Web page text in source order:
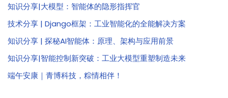
知识分享|大模型：智能体的隐形指挥官
技术分享 | Django框架：工业智能化的全能解决方案
知识分享 | 探秘AI智能体：原理、架构与应用前景
知识分享|智能控制新突破：工业大模型重塑制造未来
端午安康｜青博科技，粽情相伴！